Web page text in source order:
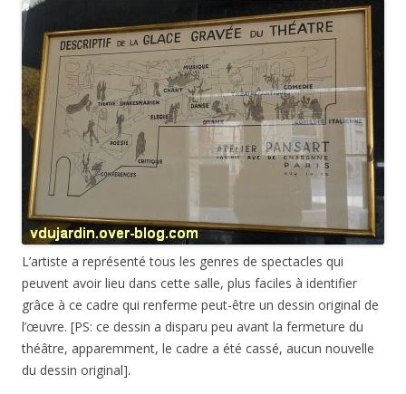
L’artiste a représenté tous les genres de spectacles qui
peuvent avoir lieu dans cette salle, plus faciles à identifier
grâce à ce cadre qui renferme peut-être un dessin original de
l’œuvre. [PS: ce dessin a disparu peu avant la fermeture du
théâtre, apparemment, le cadre a été cassé, aucun nouvelle
du dessin original].